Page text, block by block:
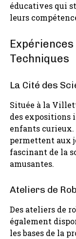
éducatives qui
leurs
Techniques
La Cité des
Située à la
des expositions
enfants
permettent aux
fascinant de la
amusantes.
Ateliers de
Des ateliers de
également
les bases de la